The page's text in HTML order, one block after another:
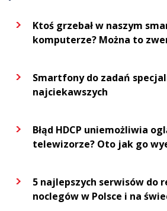
Ktoś grzebał w naszym
komputerze? Można to
Smartfony do zadań
najciekawszych
Błąd HDCP uniemożliwia
telewizorze? Oto jak go
5 najlepszych serwisów do
noclegów w Polsce i na